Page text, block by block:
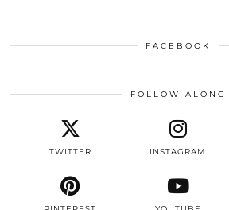
FACEBOOK
FOLLOW ALONG
TWITTER INSTAGRAM